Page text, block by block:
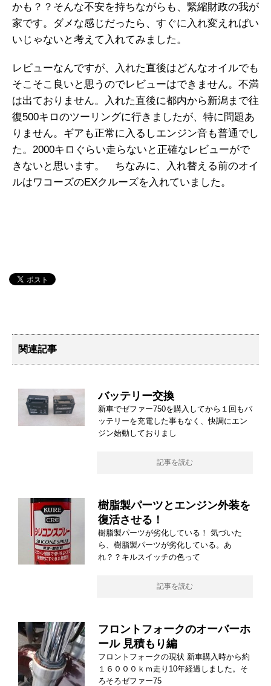
かも？？そんな不安を持ちながらも、緊縮財政の我が
家です。ダメな感じだったら、すぐに入れ変えればい
いじゃないと考えて入れてみました。
レビューなんですが、入れた直後はどんなオイルでも
そこそこ良いと思うのでレビューはできません。不満
は出ておりません。入れた直後に都内から新潟まで往
復500キロのツーリングに行きましたが、特に問題あ
りません。ギアも正常に入るしエンジン音も普通でし
た。2000キロぐらい走らないと正確なレビューがで
きないと思います。 ちなみに、入れ替える前のオイ
ルはワコーズのEXクルーズを入れていました。
関連記事
バッテリー交換
新車でゼファー750を購入してから１回もバ
ッテリーを充電した事もなく、快調にエン
ジン始動しておりまし
記事を読む
樹脂製パーツとエンジン外装を
復活させる！
樹脂製パーツが劣化している！ 気づいた
ら、樹脂製パーツが劣化している。あ
れ？？キルスイッチの色って
記事を読む
フロントフォークのオーバーホ
ール 見積もり編
フロントフォークの現状 新車購入時から約
１６０００ｋｍ走り10年経過しました。そ
ろそろゼファー75